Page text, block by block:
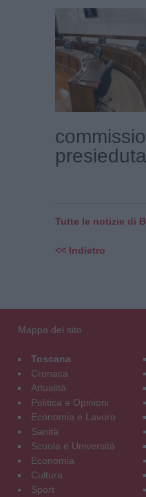
Tutte le notizie di
<< Indietro
Mappa del sito
Toscana
Cronaca
Attualità
Politica e Opinioni
Economia e Lavoro
Sanità
Scuola e Università
Economia
Cultura
Sport